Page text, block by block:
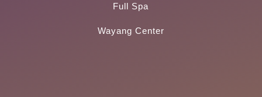
Full Spa
Wayang Center